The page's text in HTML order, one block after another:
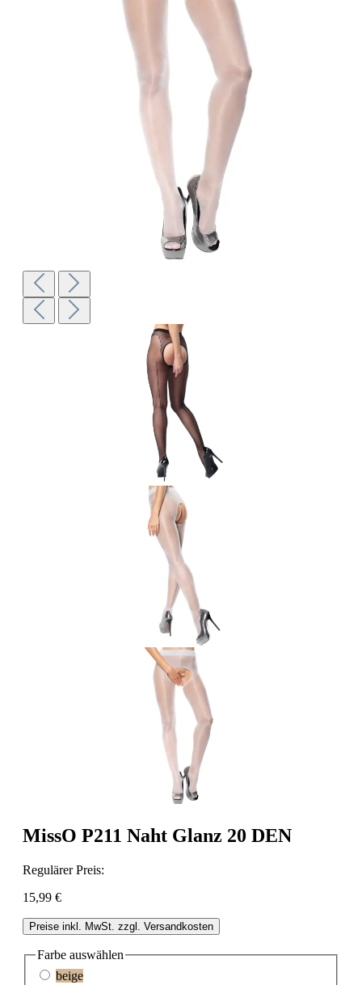
MissO P211 Naht Glanz 20 DEN
Regulärer Preis:
15,99 €
Preise inkl. MwSt. zzgl. Versandkosten
Farbe auswählen
beige